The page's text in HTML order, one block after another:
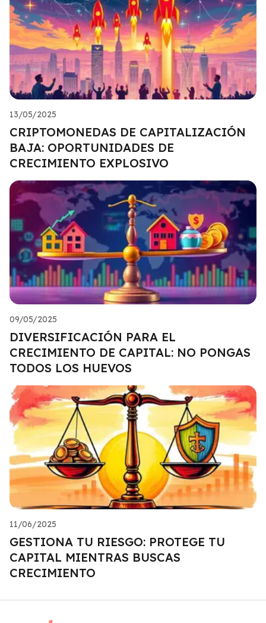
13/05/2025
CRIPTOMONEDAS DE CAPITALIZACIÓN
BAJA: OPORTUNIDADES DE
CRECIMIENTO EXPLOSIVO
09/05/2025
DIVERSIFICACIÓN PARA EL
CRECIMIENTO DE CAPITAL: NO PONGAS
TODOS LOS HUEVOS
11/06/2025
GESTIONA TU RIESGO: PROTEGE TU
CAPITAL MIENTRAS BUSCAS
CRECIMIENTO